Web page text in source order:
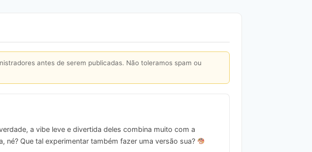
antes de serem publicadas. Não toleramos spam ou
a vibe leve e divertida deles combina muito com a
né? Que tal experimentar também fazer uma versão sua?